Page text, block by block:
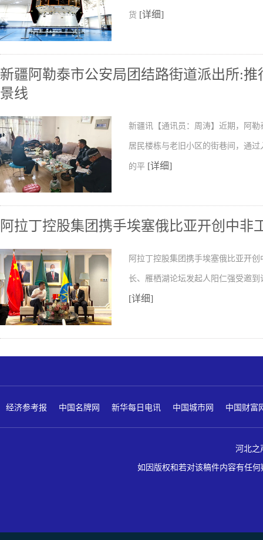
货 [详细]
新疆阿勒泰市公安局团结路街道派出所:推
景线
新疆讯【通讯员：周涛】近期，阿
居民楼栋与老旧小区的街巷间，通
的平 [详细]
阿拉丁控股集团携手埃塞俄比亚开创中非
阿拉丁控股集团携手埃塞俄比亚开
长、雁栖湖论坛发起人阳仁强受邀
[详细]
经济参考报 中国名牌网 新华每日电讯 中国城市网 中国财富
河北之
如因版权和若对该稿件内容有任